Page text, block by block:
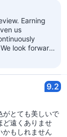
Earning
us
look forward
Hotel
9.2
がとても美しいで
ど遠くありませ
かもしれません